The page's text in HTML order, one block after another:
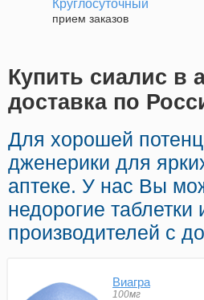
Круглосуточный
прием заказов
Купить сиалис в
доставка по
Для хорошей
дженерики для
аптеке. У нас Вы
недорогие
производителей с
Виагра
100мг